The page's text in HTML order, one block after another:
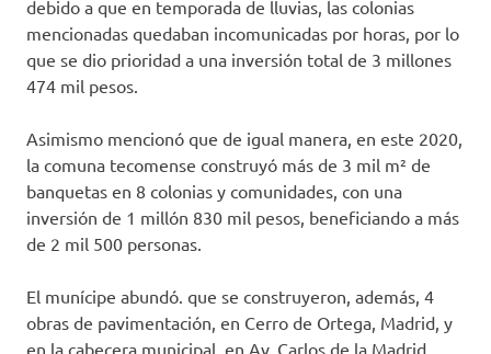
debido a que en temporada de lluvias, las colonias
mencionadas quedaban incomunicadas por horas, por lo
que se dio prioridad a una inversión total de 3 millones
474 mil pesos.
Asimismo mencionó que de igual manera, en este 2020,
la comuna tecomense construyó más de 3 mil m² de
banquetas en 8 colonias y comunidades, con una
inversión de 1 millón 830 mil pesos, beneficiando a más
de 2 mil 500 personas.
El munícipe abundó. que se construyeron, además, 4
obras de pavimentación, en Cerro de Ortega, Madrid, y
en la cabecera municipal, en Av. Carlos de la Madrid